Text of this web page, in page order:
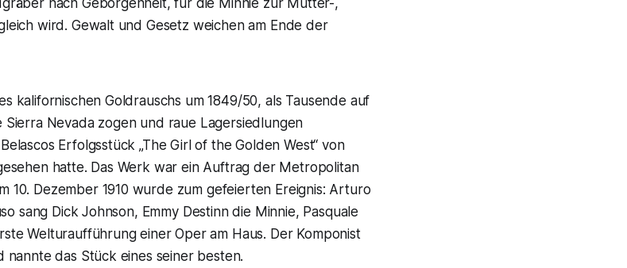
nach Geborgenheit, für die Minnie zur Mutter-,
wird. Gewalt und Gesetz weichen am Ende der
kalifornischen Goldrauschs um 1849/50, als Tausende auf
Nevada zogen und raue Lagersiedlungen
Erfolgsstück „The Girl of the Golden West“ von
hatte. Das Werk war ein Auftrag der Metropolitan
10. Dezember 1910 wurde zum gefeierten Ereignis: Arturo
sang Dick Johnson, Emmy Destinn die Minnie, Pasquale
Welturaufführung einer Oper am Haus. Der Komponist
das Stück eines seiner besten.